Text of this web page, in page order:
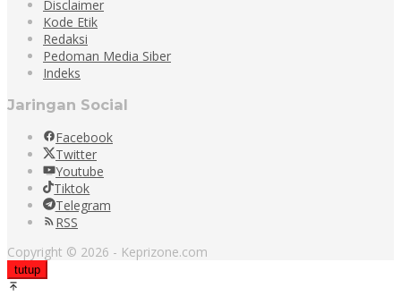
Disclaimer
Kode Etik
Redaksi
Pedoman Media Siber
Indeks
Jaringan Social
Facebook
Twitter
Youtube
Tiktok
Telegram
RSS
Copyright © 2026 - Keprizone.com
tutup